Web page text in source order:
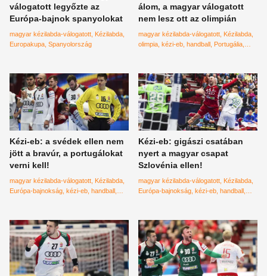
válogatott legyőzte az
Európa-bajnok spanyolokat
magyar kézilabda-válogatott Kézilabda
Europakupa Spanyolország
álom, a magyar válogatott
nem lesz ott az olimpián
magyar kézilabda-válogatott Kézilabda
olimpia kézi-eb handball Portugália
Kézi-eb: a svédek ellen nem
jött a bravúr, a portugálokat
verni kell!
magyar kézilabda-válogatott Kézilabda
Európa-bajnokság kézi-eb handball
Kézi-eb: gigászi csatában
nyert a magyar csapat
Szlovénia ellen!
magyar kézilabda-válogatott Kézilabda
Európa-bajnokság kézi-eb handball